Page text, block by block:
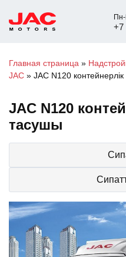
+7
Главная страница »
JAC » JAC N120
JAC N120
тасушы